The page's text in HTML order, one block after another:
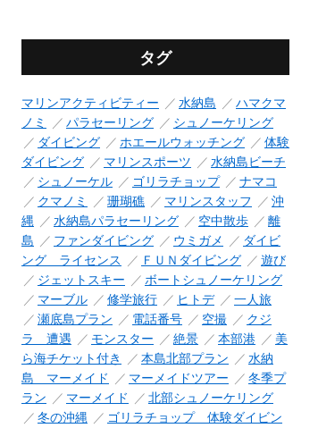
タグ
マリンアクティビティー 水納島
ハマクマ
ノミ
パラセーリング
シュノーケリング
ダイビング
ホエールウォッチング
体験
ダイビング
マリンスポーツ
水納島ビーチ
シュノーケル
ゴリラチョップ
ナマコ
クマノミ
珊瑚礁 マリンスタッフ
沖
縄
水納島パラセーリング 空中散歩
離
島
ファンダイビング ウミガメ
ダイビ
ング ライセンス
ＦＵＮダイビング
遊び
ジェットスキー
ボートシュノーケリング
マーブル
修学旅行 ヒトデ
一人旅
瀬底島プラン
電話番号 空撮
クジ
ラ 遭遇
モンスター 絶景 本部港
美
ら海チケット付き
本島北部プラン
水納
島 マーメイド
マーメイドツアー
冬季プ
ラン
マーメイド
北部シュノーケリング
冬の沖縄
ゴリラチョップ 体験ダイビン